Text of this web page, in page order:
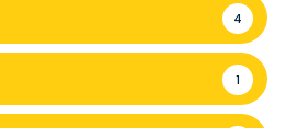
4
1